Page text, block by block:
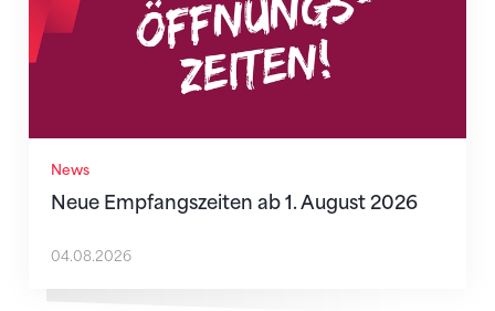
News
Neue Empfangszeiten ab 1. August 2026
04.08.2026